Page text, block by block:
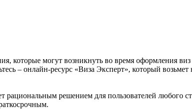
которые могут возникнуть во время оформления
– онлайн-ресурс «Виза Эксперт», который
рациональным решением для пользователей